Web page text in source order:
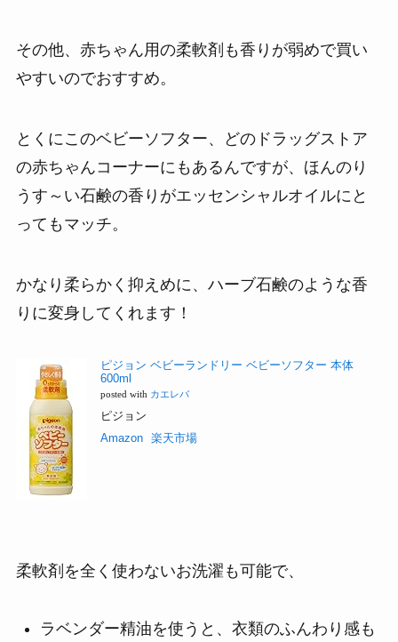
その他、赤ちゃん用の柔軟剤も香りが弱めで買い
やすいのでおすすめ。
とくにこのベビーソフター、どのドラッグストア
の赤ちゃんコーナーにもあるんですが、ほんのり
うす～い石鹸の香りがエッセンシャルオイルにと
ってもマッチ。
かなり柔らかく抑えめに、ハーブ石鹸のような香
りに変身してくれます！
ピジョン ベビーランドリー ベビーソフター 本体
600ml
posted with カエレバ
ピジョン
Amazon
楽天市場
柔軟剤を全く使わないお洗濯も可能で、
ラベンダー精油を使うと、衣類のふんわり感も